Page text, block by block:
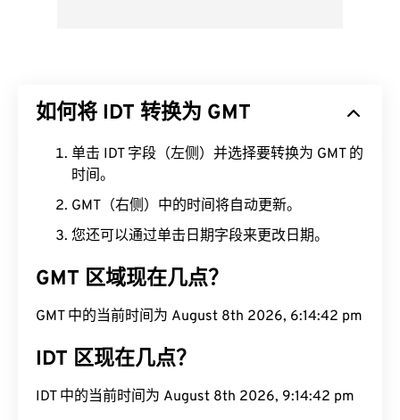
如何将 IDT 转换为 GMT
单击 IDT 字段（左侧）并选择要转换为 GMT 的
时间。
GMT（右侧）中的时间将自动更新。
您还可以通过单击日期字段来更改日期。
GMT 区域现在几点？
GMT 中的当前时间为 August 8th 2026, 6:14:43 pm
IDT 区现在几点？
IDT 中的当前时间为 August 8th 2026, 9:14:43 pm